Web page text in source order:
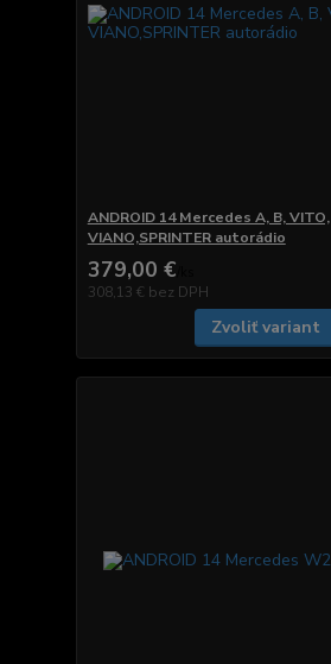
ANDROID 14 Mercedes A, B, VITO,
VIANO,SPRINTER autorádio
379,00 €
308,13 € bez DPH
Zvoliť variant